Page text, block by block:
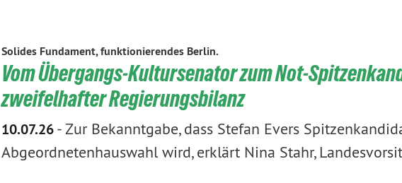
Solides Fundament, funktionierendes Berlin.
Vom Übergangs-Kultursenator zum Not-
zweifelhafter Regierungsbilanz
10.07.26-Zur Bekanntgabe, dass Stefan Evers
Abgeordnetenhauswahl wird, erklärt Nina Stahr,